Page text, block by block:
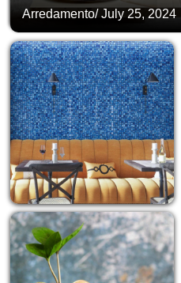
Arredamento/July 25, 2024